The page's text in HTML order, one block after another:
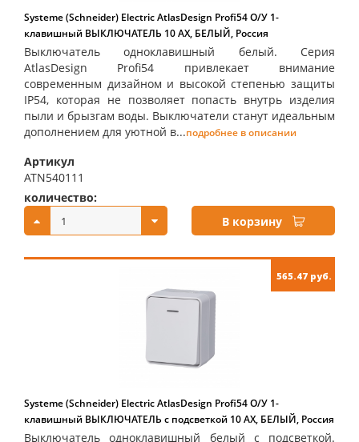
Systeme (Schneider) Electric AtlasDesign Profi54 О/У 1-
клавишный ВЫКЛЮЧАТЕЛЬ 10 АХ, БЕЛЫЙ, Россия
Выключатель одноклавишный белый. Серия
AtlasDesign Profi54 привлекает внимание
современным дизайном и высокой степенью защиты
IP54, которая не позволяет попасть внутрь изделия
пыли и брызгам воды. Выключатели станут идеальным
дополнением для уютной в...подробнее в описании
Артикул
ATN540111
количество:
В корзину
565.47 руб.
Systeme (Schneider) Electric AtlasDesign Profi54 О/У 1-
клавишный ВЫКЛЮЧАТЕЛЬ с подсветкой 10 АХ, БЕЛЫЙ, Россия
Выключатель одноклавишный белый с подсветкой.